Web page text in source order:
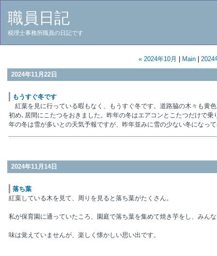
職員日記
税理士事務所職員の日記です
« 2024年10月 Main| 2024
2024年11月22日
もうすぐ冬です
紅葉を見に行っている暇もなく、もうすぐ冬です。道路脇の木々も黄
初め､居間にこたつをおきました。昨年の冬はエアコンとこたつだけで
年の冬は雪が多いとの天気予報ですが、昨年並みに雪の少ない冬になっ
2024年11月14日
落ち葉
紅葉している木を見て、周りを見ると落ち葉がたくさん。
私が保育園に通っていたころ、園庭で落ち葉を集めて焼き芋をし、みん
味は覚えていませんが、楽しく懐かしい思い出です。